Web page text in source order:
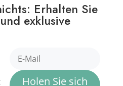
Erhalten Sie
exklusive
Holen Sie sich